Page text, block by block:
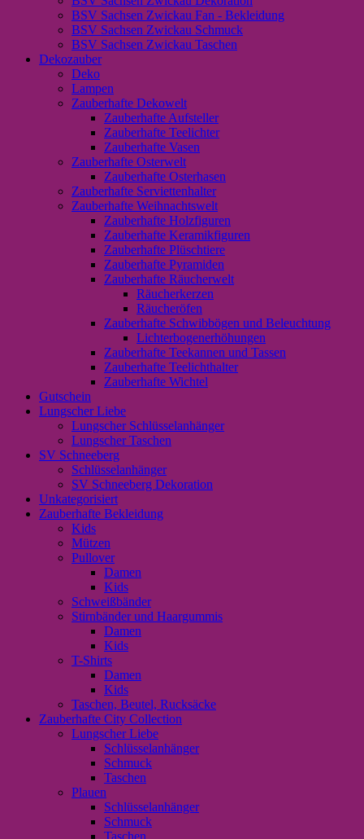
BSV Sachsen Zwickau Fan - Bekleidung
BSV Sachsen Zwickau Schmuck
BSV Sachsen Zwickau Taschen
Dekozauber
Deko
Lampen
Zauberhafte Dekowelt
Zauberhafte Aufsteller
Zauberhafte Teelichter
Zauberhafte Vasen
Zauberhafte Osterwelt
Zauberhafte Osterhasen
Zauberhafte Serviettenhalter
Zauberhafte Weihnachtswelt
Zauberhafte Holzfiguren
Zauberhafte Keramikfiguren
Zauberhafte Plüschtiere
Zauberhafte Pyramiden
Zauberhafte Räucherwelt
Räucherkerzen
Räucheröfen
Zauberhafte Schwibbögen und Beleuchtung
Lichterbogenerhöhungen
Zauberhafte Teekannen und Tassen
Zauberhafte Teelichthalter
Zauberhafte Wichtel
Gutschein
Lungscher Liebe
Lungscher Schlüsselanhänger
Lungscher Taschen
SV Schneeberg
Schlüsselanhänger
SV Schneeberg Dekoration
Unkategorisiert
Zauberhafte Bekleidung
Kids
Mützen
Pullover
Damen
Kids
Schweißbänder
Stirnbänder und Haargummis
Damen
Kids
T-Shirts
Damen
Kids
Taschen, Beutel, Rucksäcke
Zauberhafte City Collection
Lungscher Liebe
Schlüsselanhänger
Schmuck
Taschen
Plauen
Schlüsselanhänger
Schmuck
Taschen